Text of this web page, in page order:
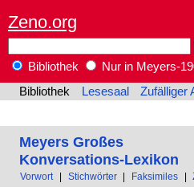
Zeno.org
Bibliothek
Nur in Meyers-
Bibliothek
Lesesaal Zufälliger
Meyers Großes
Konversations-Lexikon
Vorwort Stichwörter Faksimiles